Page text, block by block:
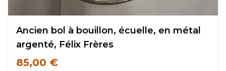
Ancien bol à bouillon, écuelle, en métal
argenté, Félix Frères
85,00 €